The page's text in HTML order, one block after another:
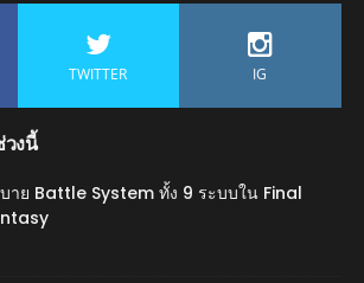
TWITTER IG
งนี้
าย Battle System ทั้ง 9 ระบบใน Final